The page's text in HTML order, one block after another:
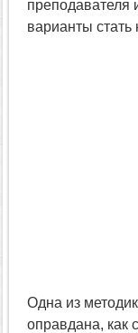
преподавателя
варианты
Одна из
оправдана, как